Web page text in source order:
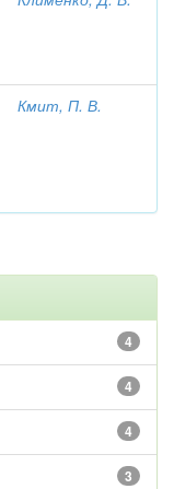
Кмит, П. В.
4
4
4
3